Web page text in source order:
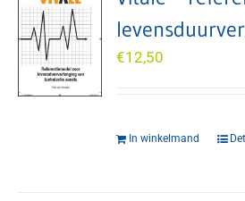
€12,50
In winkelmand